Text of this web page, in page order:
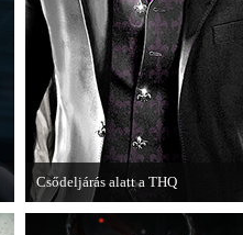
Csődeljárás alatt a THQ
Egy újabb videojáték-kiadó került